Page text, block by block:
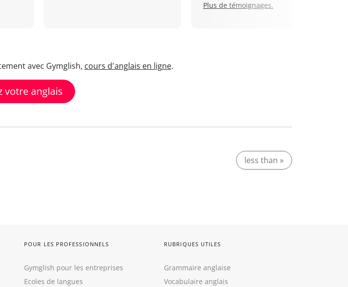
Plus de témoignages.
avec Gymglish, cours d'anglais en ligne.
votre anglais
less than »
POUR LES PROFESSIONNELS
Gymglish pour les entreprises
Ecoles de langues
RUBRIQUES UTILES
Grammaire anglaise
Vocabulaire anglais